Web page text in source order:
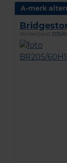
A-merk
Winterband 205/